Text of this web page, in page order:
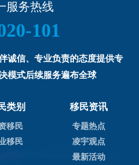
服务热线
101
诚信、专业负责的态度提供专
模式后续服务遍布全球
类别
移民
移民
移民资讯
专题热点
凌宇观点
最新活动